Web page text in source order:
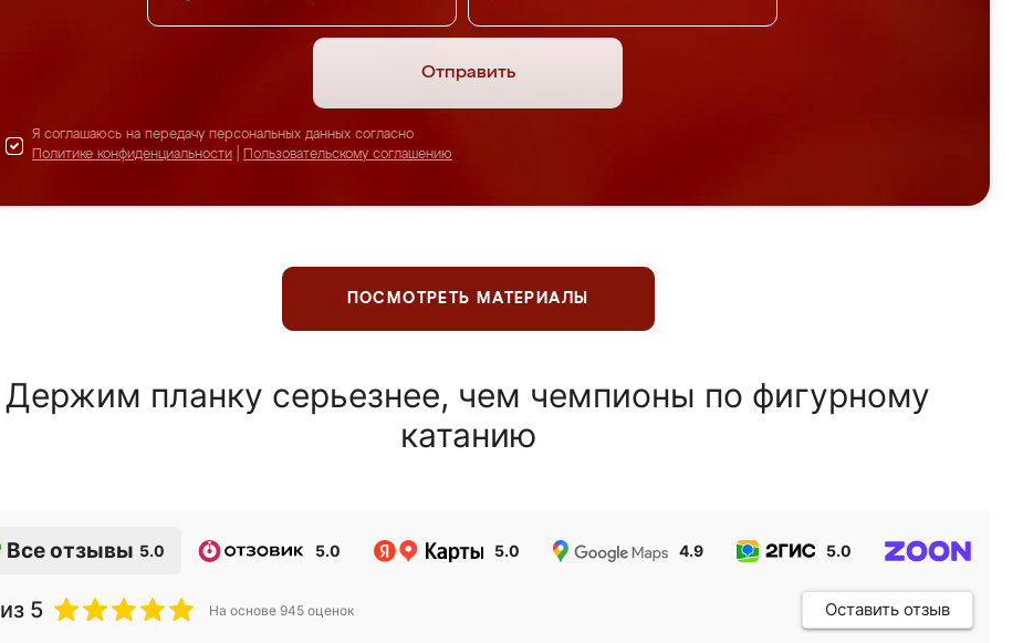
Отправить
Я соглашаюсь на передачу персональных данных согласно
Политике конфиденциальности
Пользовательскому соглашению
ПОСМОТРЕТЬ МАТЕРИАЛЫ
Держим планку серьезнее, чем чемпионы по фигурному
катанию
Все отзывы 5.0 5.0 5.0 4.9 5.0
из 5 На основе 945 оценок Оставить отзыв